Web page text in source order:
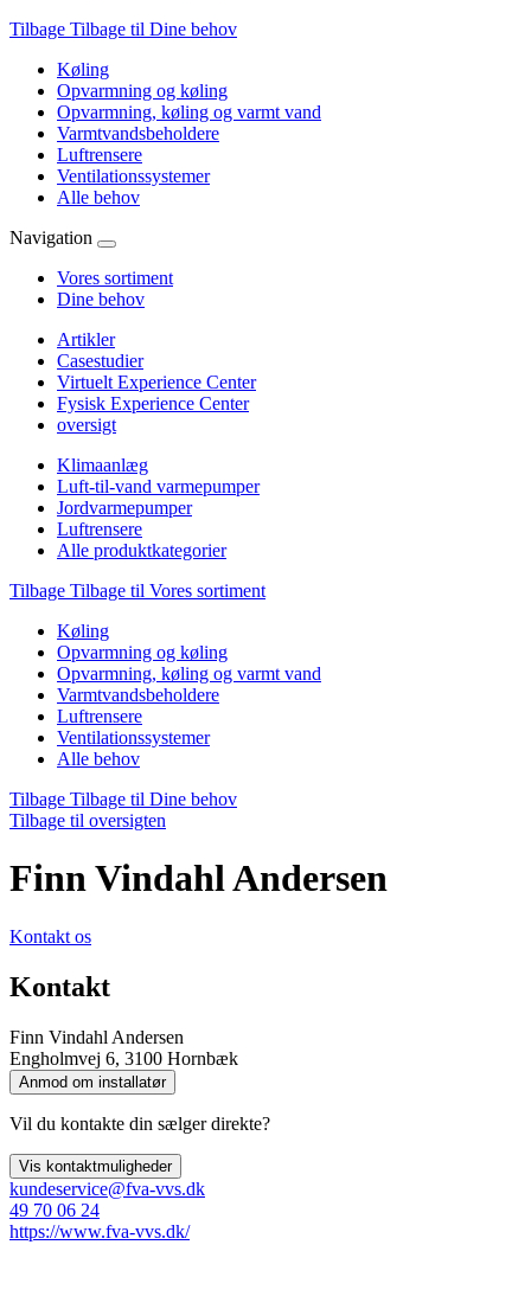
Tilbage Tilbage til Dine behov
Køling
Opvarmning og køling
Opvarmning, køling og varmt vand
Varmtvandsbeholdere
Luftrensere
Ventilationssystemer
Alle behov
Navigation
Vores sortiment
Dine behov
Artikler
Casestudier
Virtuelt Experience Center
Fysisk Experience Center
oversigt
Klimaanlæg
Luft-til-vand varmepumper
Jordvarmepumper
Luftrensere
Alle produktkategorier
Tilbage Tilbage til Vores sortiment
Køling
Opvarmning og køling
Opvarmning, køling og varmt vand
Varmtvandsbeholdere
Luftrensere
Ventilationssystemer
Alle behov
Tilbage Tilbage til Dine behov
Tilbage til oversigten
Finn Vindahl Andersen
Kontakt os
Kontakt
Finn Vindahl Andersen
Engholmvej 6, 3100 Hornbæk
Anmod om installatør
Vil du kontakte din sælger direkte?
Vis kontaktmuligheder
kundeservice@fva-vvs.dk
49 70 06 24
https://www.fva-vvs.dk/